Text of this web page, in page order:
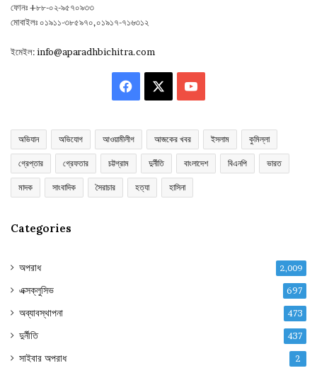
ফোনঃ +৮৮-০২-৯৫৭০৯৩৩
মোবাইলঃ ০১৯১১-৩৮৫৯৭০,০১৯১৭-৭১৬৩১২
ইমেইল:info@aparadhbichitra.com
Facebook YouTube
অভিযান অভিযোগ আওয়ামীলীগ আজকের খবর ইসলাম কুমিল্লা
গ্রেপ্তার গ্রেফতার চট্টগ্রাম দুর্নীতি বাংলাদেশ বিএনপি ভারত
মাদক সাংবাদিক সৈরাচার হত্যা হাসিনা
Categories
অপরাধ 2,009
এক্সক্লুসিভ 697
অব্যাবস্থাপনা 473
দুর্নীতি 437
সাইবার অপরাধ 2